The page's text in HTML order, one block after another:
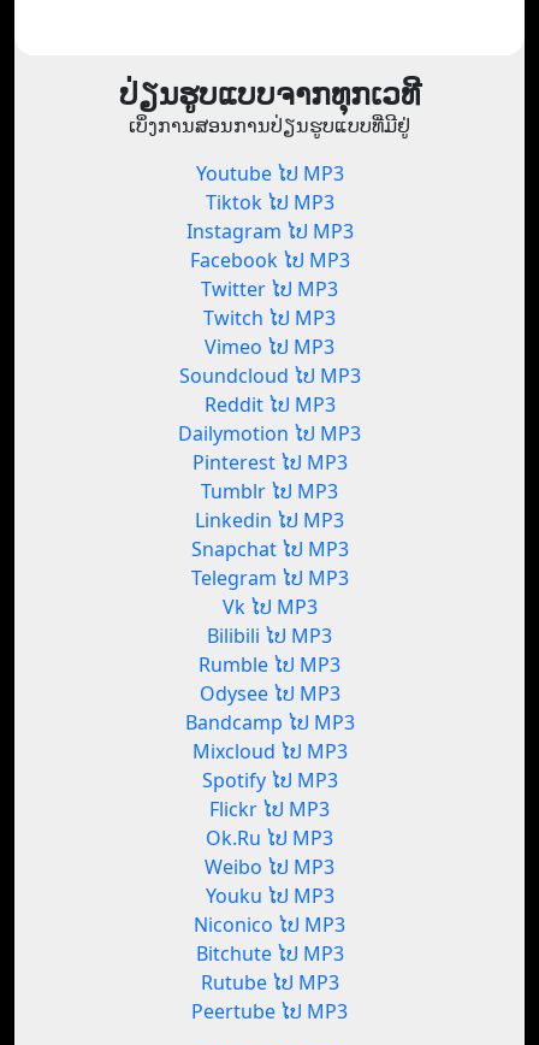
ປ່ຽນຮູບແບບຈາກທຸກເວທີ
ເບິ່ງການສອນການປ່ຽນຮູບແບບທີ່ມີຢູ່
Youtube ໄປ MP3
Tiktok ໄປ MP3
Instagram ໄປ MP3
Facebook ໄປ MP3
Twitter ໄປ MP3
Twitch ໄປ MP3
Vimeo ໄປ MP3
Soundcloud ໄປ MP3
Reddit ໄປ MP3
Dailymotion ໄປ MP3
Pinterest ໄປ MP3
Tumblr ໄປ MP3
Linkedin ໄປ MP3
Snapchat ໄປ MP3
Telegram ໄປ MP3
Vk ໄປ MP3
Bilibili ໄປ MP3
Rumble ໄປ MP3
Odysee ໄປ MP3
Bandcamp ໄປ MP3
Mixcloud ໄປ MP3
Spotify ໄປ MP3
Flickr ໄປ MP3
Ok.Ru ໄປ MP3
Weibo ໄປ MP3
Youku ໄປ MP3
Niconico ໄປ MP3
Bitchute ໄປ MP3
Rutube ໄປ MP3
Peertube ໄປ MP3